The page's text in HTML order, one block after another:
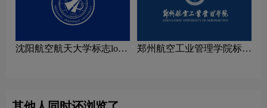
沈阳航空航天大学标志logo
郑州航空工业管理学院标志